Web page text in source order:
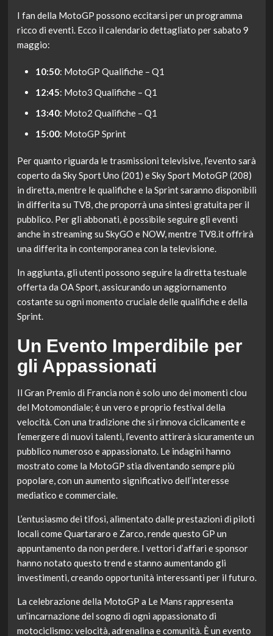
I fan della MotoGP possono eccitarsi per un programma
ricco di eventi. Ecco il calendario dettagliato per sabato 9
maggio:
10:50: MotoGP Qualifiche – Q1
12:45: Moto3 Qualifiche – Q1
13:40: Moto2 Qualifiche – Q1
15:00: MotoGP Sprint
Per quanto riguarda le trasmissioni televisive, l’evento sarà
coperto da Sky Sport Uno (201) e Sky Sport MotoGP (208)
in diretta, mentre le qualifiche e la Sprint saranno disponibili
in differita su TV8, che proporrà una sintesi gratuita per il
pubblico. Per gli abbonati, è possibile seguire gli eventi
anche in streaming su SkyGO e NOW, mentre TV8.it offrirà
una differita in contemporanea con la televisione.
In aggiunta, gli utenti possono seguire la diretta testuale
offerta da OA Sport, assicurando un aggiornamento
costante su ogni momento cruciale delle qualifiche e della
Sprint.
Un Evento Imperdibile per
gli Appassionati
Il Gran Premio di Francia non è solo uno dei momenti clou
del Motomondiale; è un vero e proprio festival della
velocità. Con una tradizione che si rinnova ciclicamente e
l’emergere di nuovi talenti, l’evento attirerà sicuramente un
pubblico numeroso e appassionato. Le indagini hanno
mostrato come la MotoGP stia diventando sempre più
popolare, con un aumento significativo dell’interesse
mediatico e commerciale.
L’entusiasmo dei tifosi, alimentato dalle prestazioni di piloti
locali come Quartararo e Zarco, rende questo GP un
appuntamento da non perdere. I vettori d’affari e sponsor
hanno notato questo trend e stanno aumentando gli
investimenti, creando opportunità interessanti per il futuro.
La celebrazione della MotoGP a Le Mans rappresenta
un’incarnazione del sogno di ogni appassionato di
motociclismo: velocità, adrenalina e comunità. È un evento